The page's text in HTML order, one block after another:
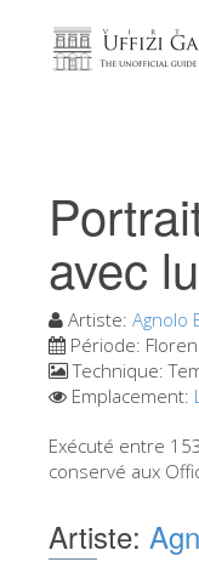
avec
Artiste: Agnolo
Période:
Technique:
Emplacement:
Exécuté entre
conservé aux
Artiste: